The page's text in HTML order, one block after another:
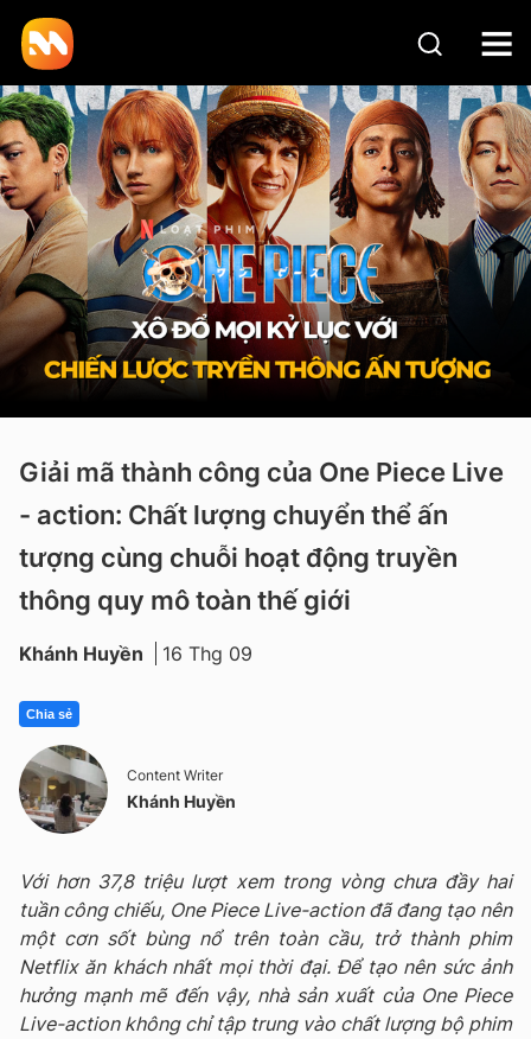
Giải mã thành công của One Piece Live
- action: Chất lượng chuyển thể ấn
tượng cùng chuỗi hoạt động truyền
thông quy mô toàn thế giới
Khánh Huyền 16 Thg 09
Chia sẻ
Content Writer
Khánh Huyền
Với hơn 37,8 triệu lượt xem trong vòng chưa đầy hai
tuần công chiếu, One Piece Live-action đã đang tạo nên
một cơn sốt bùng nổ trên toàn cầu, trở thành phim
Netflix ăn khách nhất mọi thời đại. Để tạo nên sức ảnh
hưởng mạnh mẽ đến vậy, nhà sản xuất của One Piece
Live-action không chỉ tập trung vào chất lượng bộ phim